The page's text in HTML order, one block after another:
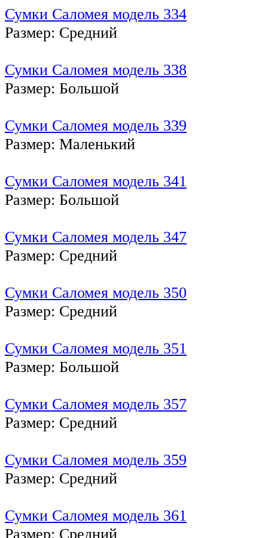
Сумки Саломея модель 334
Размер: Средний
Сумки Саломея модель 338
Размер: Большой
Сумки Саломея модель 339
Размер: Маленький
Сумки Саломея модель 341
Размер: Большой
Сумки Саломея модель 347
Размер: Средний
Сумки Саломея модель 350
Размер: Средний
Сумки Саломея модель 351
Размер: Большой
Сумки Саломея модель 357
Размер: Средний
Сумки Саломея модель 359
Размер: Средний
Сумки Саломея модель 361
Размер: Средний